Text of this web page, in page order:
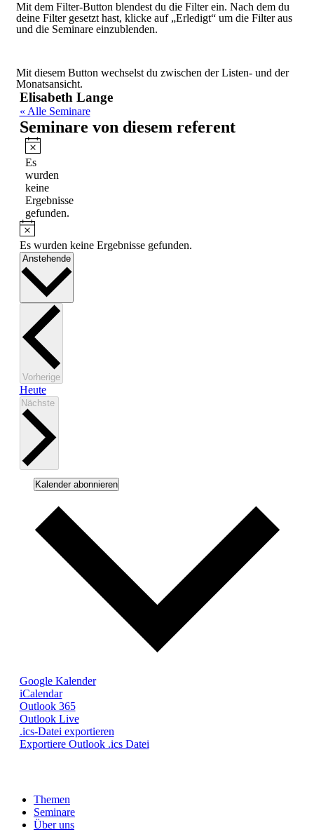
Mit dem Filter-Button blendest du die Filter ein. Nach dem du
deine Filter gesetzt hast, klicke auf „Erledigt“ um die Filter aus
und die Seminare einzublenden.
Mit diesem Button wechselst du zwischen der Listen- und der
Monatsansicht.
Elisabeth Lange
« Alle Seminare
Seminare von diesem referent
Hinweis
Es
wurden
keine
Ergebnisse
gefunden.
Hinweis
Es wurden keine Ergebnisse gefunden.
Anstehende Datum
VorherigeSeminare
Heute
Nächste
Kalender abonnieren
Google Kalender
iCalendar
Outlook 365
Outlook Live
.ics-Datei exportieren
Exportiere Outlook .ics Datei
Themen
Seminare
Über uns